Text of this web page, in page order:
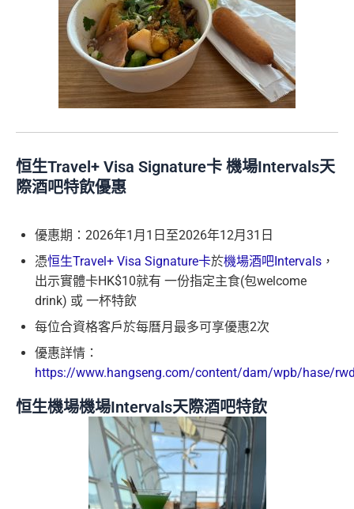
恒生Travel+ Visa Signature卡 機場Intervals天
際酒吧特飲優惠
優惠期：2026年1月1日至2026年12月31日
憑恒生Travel+ Visa Signature卡於機場酒吧Intervals ，
出示實體卡HK$10就有 一份指定主食(包welcome
drink) 或 一杯特飲
每位合資格客戶於每曆月最多可享優惠2次
優惠詳情：
https://www.hangseng.com/content/dam/wpb/hase/
恒生機場機場Intervals天際酒吧特飲